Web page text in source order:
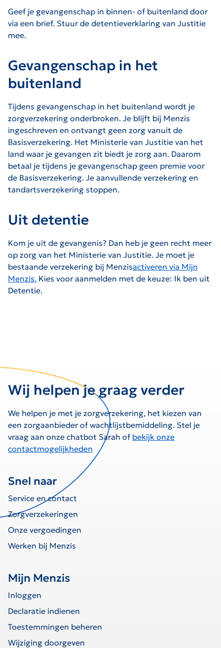
Geef je gevangenschap in binnen- of buitenland door
via een brief. Stuur de detentieverklaring van Justitie
mee.
Gevangenschap in het
buitenland
Tijdens gevangenschap in het buitenland wordt je
zorgverzekering onderbroken. Je blijft bij Menzis
ingeschreven en ontvangt geen zorg vanuit de
Basisverzekering. Het Ministerie van Justitie van het
land waar je gevangen zit biedt je zorg aan. Daarom
betaal je tijdens je gevangenschap geen premie voor
de Basisverzekering. Je aanvullende verzekering en
tandartsverzekering stoppen.
Uit detentie
Kom je uit de gevangenis? Dan heb je geen recht meer
op zorg van het Ministerie van Justitie. Je moet je
bestaande verzekering bij Menzisactiveren via Mijn
Menzis. Kies voor aanmelden met de keuze: Ik ben uit
Detentie.
Wij helpen je graag verder
We helpen je met je zorgverzekering, het kiezen van
een zorgaanbieder of wachtlijstbemiddeling. Stel je
vraag aan onze chatbot Sarah of bekijk onze
contactmogelijkheden
Snel naar
Service en contact
Zorgverzekeringen
Onze vergoedingen
Werken bij Menzis
Mijn Menzis
Inloggen
Declaratie indienen
Toestemmingen beheren
Wijziging doorgeven